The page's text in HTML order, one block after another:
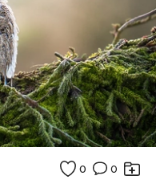
0 0